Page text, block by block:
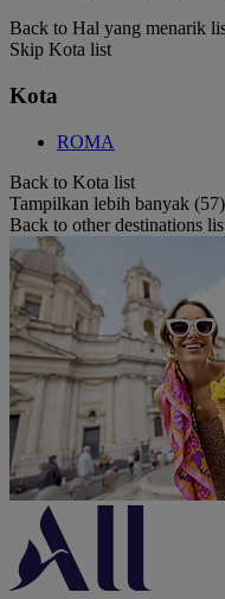
Back to Hal yang menarik
Skip Kota list
Kota
ROMA
Back to Kota list
Tampilkan lebih banyak (57)
Back to other destinations